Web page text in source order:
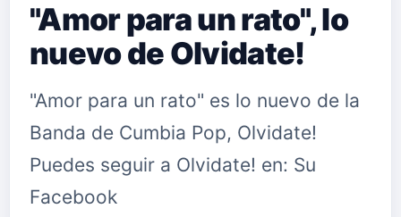
"Amor para un rato", lo
nuevo de Olvidate!
"Amor para un rato" es lo nuevo de la
Banda de Cumbia Pop, Olvidate!
Puedes seguir a Olvidate! en: Su
Facebook